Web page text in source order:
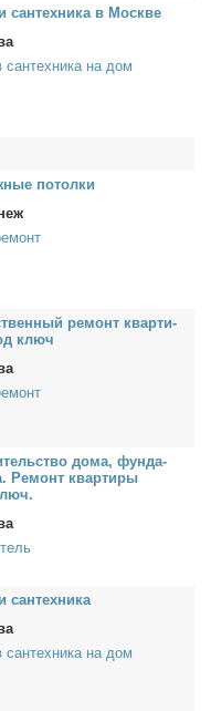
сан­тех­ни­ка в Москве
сантехника на дом
по­тол­ки
ре­монт квар­ти­
ключ
до­ма, фун­да­
Ре­монт квар­ти­ры
сан­тех­ни­ка
сантехника на дом